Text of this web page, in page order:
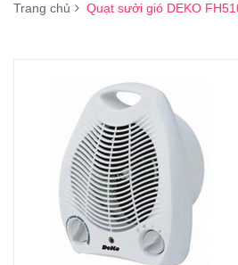
Trang chủ Quạt sưởi gió DEKO